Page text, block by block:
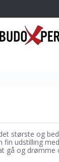
største og
fin udstilling
gå og